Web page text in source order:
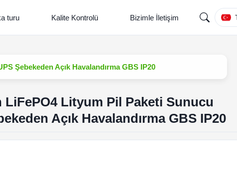
turu Kalite Kontrolü Bizimle İletişim
Şebekeden Açık Havalandırma GBS IP20
LiFePO4 Lityum Pil Paketi Sunucu
Açık Havalandırma GBS IP20